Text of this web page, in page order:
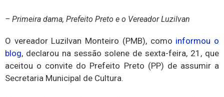
– Primeira dama, Prefeito Preto e o Vereador Luzilvan
O vereador Luzilvan Monteiro (PMB), como informou o
blog, declarou na sessão solene de sexta-feira, 21, que
aceitou o convite do Prefeito Preto (PP) de assumir a
Secretaria Municipal de Cultura.